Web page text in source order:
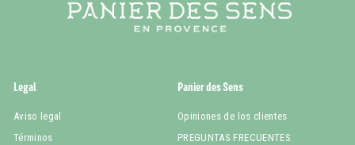
Legal
Aviso legal
Términos
Panier des Sens
Opiniones de los clientes
PREGUNTAS FRECUENTES